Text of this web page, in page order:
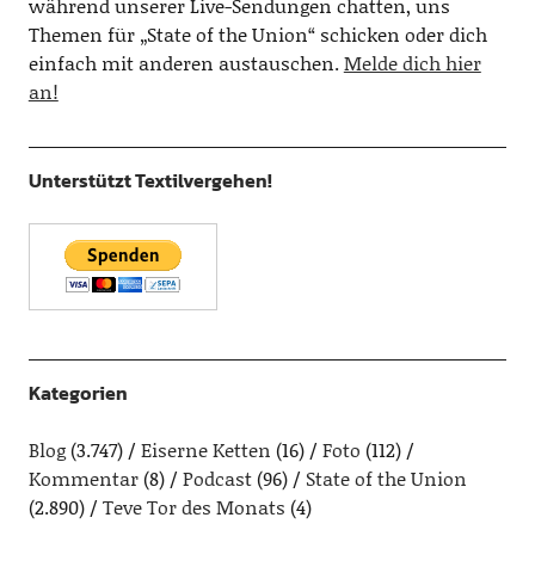
Themen für „State of the Union“ schicken oder dich
einfach mit anderen austauschen.Melde dich hier
an!
Unterstützt Textilvergehen!
Kategorien
Blog(3.747) Eiserne Ketten (16) Foto (112)
Kommentar(8) Podcast(96)
State of the Union
(2.890)
Teve Tor des Monats (4)